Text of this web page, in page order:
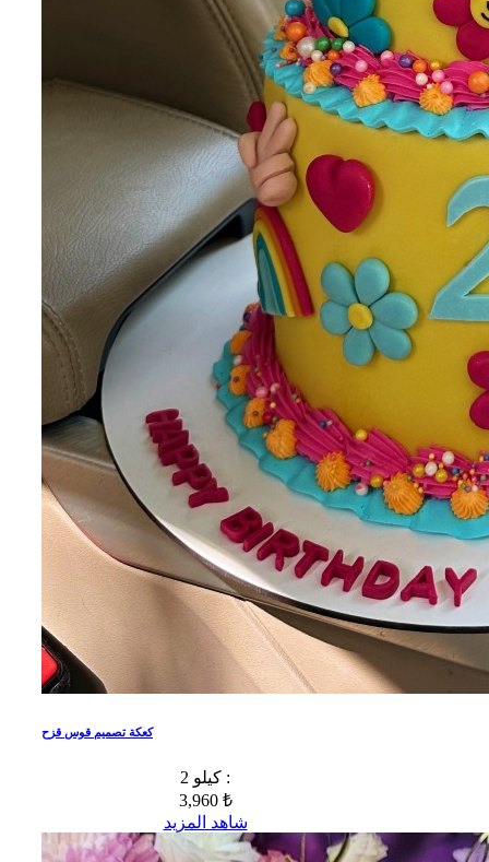
كعكة تصميم قوس قزح
2 كيلو :
3,960 ₺
شاهد المزيد